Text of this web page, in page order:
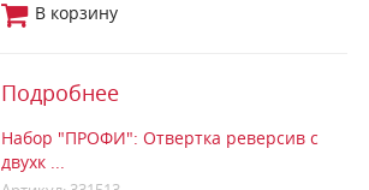
В корзину
Подробнее
Набор "ПРОФИ": Отвертка реверсив с
двухк ...